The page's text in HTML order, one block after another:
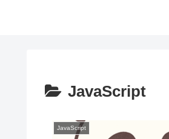
JavaScript
JavaScript